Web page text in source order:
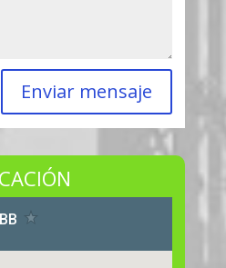
Enviar mensaje